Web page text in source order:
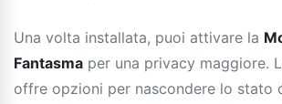
Una volta installata, puoi attivare la
Fantasma per una privacy maggiore.
offre opzioni per nascondere lo stato